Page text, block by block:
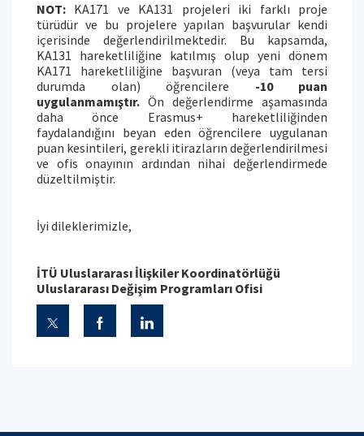
NOT: KA171 ve KA131 projeleri iki farklı proje
türüdür ve bu projelere yapılan başvurular kendi
içerisinde değerlendirilmektedir. Bu kapsamda,
KA131 hareketliliğine katılmış olup yeni dönem
KA171 hareketliliğine başvuran (veya tam tersi
durumda olan) öğrencilere -10 puan
uygulanmamıştır. Ön değerlendirme aşamasında
daha önce Erasmus+ hareketliliğinden
faydalandığını beyan eden öğrencilere uygulanan
puan kesintileri, gerekli itirazların değerlendirilmesi
ve ofis onayının ardından nihai değerlendirmede
düzeltilmiştir.
İyi dileklerimizle,
İTÜ Uluslararası İlişkiler Koordinatörlüğü
Uluslararası Değişim Programları Ofisi